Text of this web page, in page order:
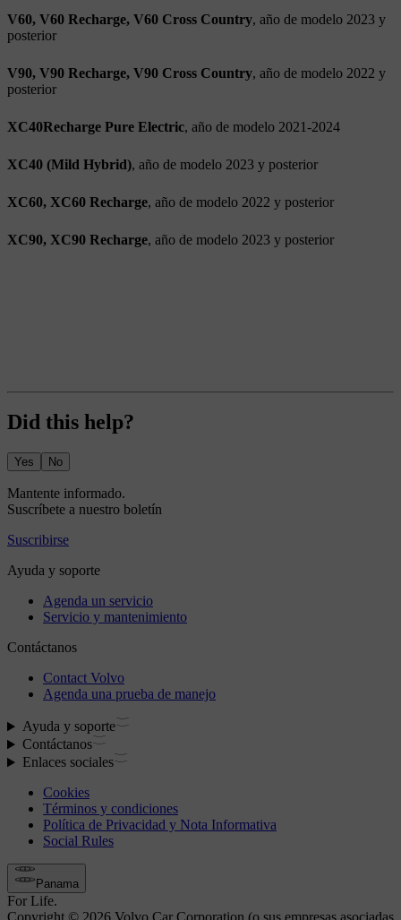
V60, V60 Recharge, V60 Cross Country, año de modelo 2023 y
posterior
V90, V90 Recharge, V90 Cross Country, año de modelo 2022 y
posterior
XC40Recharge Pure Electric, año de modelo 2021-2024
XC40 (Mild Hybrid), año de modelo 2023 y posterior
XC60, XC60 Recharge, año de modelo 2022 y posterior
XC90, XC90 Recharge, año de modelo 2023 y posterior
Did this help?
Yes No